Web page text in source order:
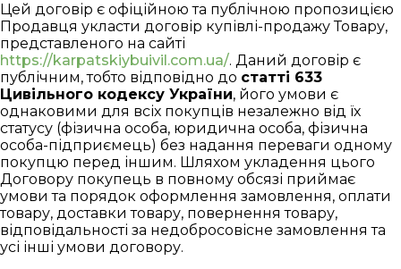
Цей договір є офіційною та публічною пропозицією
Продавця укласти договір купівлі-продажу Товару,
представленого на сайті
https://karpatskiybuivil.com.ua/. Даний договір є
публічним, тобто відповідно до статті 633
Цивільного кодексу України, його умови є
однаковими для всіх покупців незалежно від їх
статусу (фізична особа, юридична особа, фізична
особа-підприємець) без надання переваги одному
покупцю перед іншим. Шляхом укладення цього
Договору покупець в повному обсязі приймає
умови та порядок оформлення замовлення, оплати
товару, доставки товару, повернення товару,
відповідальності за недобросовісне замовлення та
усі інші умови договору.